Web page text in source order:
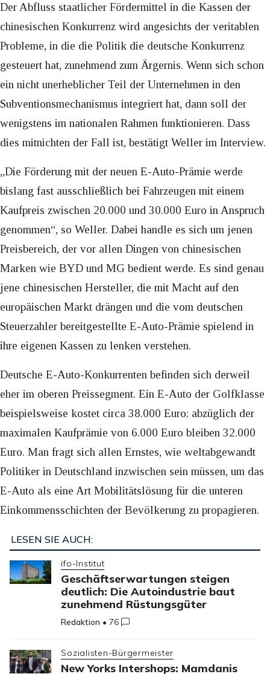
Der Abfluss staatlicher Fördermittel in die Kassen der
chinesischen Konkurrenz wird angesichts der veritablen
Probleme, in die die Politik die deutsche Konkurrenz
gesteuert hat, zunehmend zum Ärgernis. Wenn sich schon
ein nicht unerheblicher Teil der Unternehmen in den
Subventionsmechanismus integriert hat, dann soll der
wenigstens im nationalen Rahmen funktionieren. Dass
dies mitnichten der Fall ist, bestätigt Weller im Interview.
„Die Förderung mit der neuen E-Auto-Prämie werde
bislang fast ausschließlich bei Fahrzeugen mit einem
Kaufpreis zwischen 20.000 und 30.000 Euro in Anspruch
genommen“, so Weller. Dabei handle es sich um jenen
Preisbereich, der vor allen Dingen von chinesischen
Marken wie BYD und MG bedient werde. Es sind genau
jene chinesischen Hersteller, die mit Macht auf den
europäischen Markt drängen und die vom deutschen
Steuerzahler bereitgestellte E-Auto-Prämie spielend in
ihre eigenen Kassen zu lenken verstehen.
Deutsche E-Auto-Konkurrenten befinden sich derweil
eher im oberen Preissegment. Ein E-Auto der Golfklasse
beispielsweise kostet circa 38.000 Euro; abzüglich der
maximalen Kaufprämie von 6.000 Euro bleiben 32.000
Euro. Man fragt sich allen Ernstes, wie weltabgewandt
Politiker in Deutschland inzwischen sein müssen, um das
E-Auto als eine Art Mobilitätslösung für die unteren
Einkommensschichten der Bevölkerung zu propagieren.
LESEN SIE AUCH:
ifo-Institut
Geschäftserwartungen steigen
deutlich: Die Autoindustrie baut
zunehmend Rüstungsgüter
Redaktion •76
Sozialisten-Bürgermeister
New Yorks Intershops: Mamdanis